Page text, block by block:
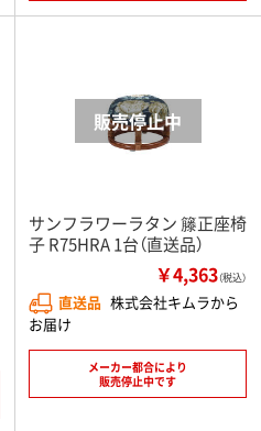
サンフラワーラタン 籐正座椅
子 R75HRA 1台（直送品）
￥4,363（税込）
直送品 株式会社キムラから
お届け
メーカー都合により
販売停止中です